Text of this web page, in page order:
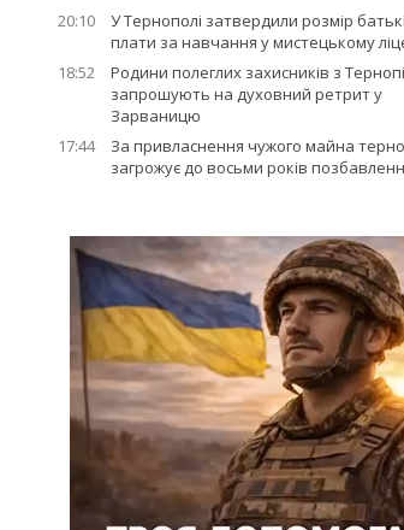
20:10
У Тернополі затвердили розмір
плати за навчання у мистецькому
18:52
Родини полеглих захисників з
запрошують на духовний ретрит у
Зарваницю
17:44
За привласнення чужого майна
загрожує до восьми років